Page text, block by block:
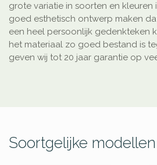
grote variatie in soorten en kleuren
goed esthetisch ontwerp maken
een heel persoonlijk gedenkteken
het materiaal zo goed bestand is
geven wij tot 20 jaar garantie op
Soortgelijke modellen